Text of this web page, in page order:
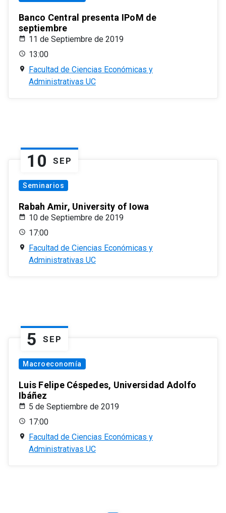
Banco Central presenta IPoM de
septiembre
11 de Septiembre de 2019
13:00
Facultad de Ciencias Económicas y
Administrativas UC
10 SEP
Seminarios
Rabah Amir, University of Iowa
10 de Septiembre de 2019
17:00
Facultad de Ciencias Económicas y
Administrativas UC
5 SEP
Macroeconomía
Luis Felipe Céspedes, Universidad Adolfo
Ibáñez
5 de Septiembre de 2019
17:00
Facultad de Ciencias Económicas y
Administrativas UC